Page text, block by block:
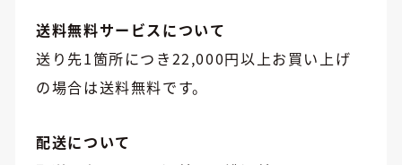
送料無料サービスについて
送り先1箇所につき22,000円以上お買い上げ
の場合は送料無料です。
配送について